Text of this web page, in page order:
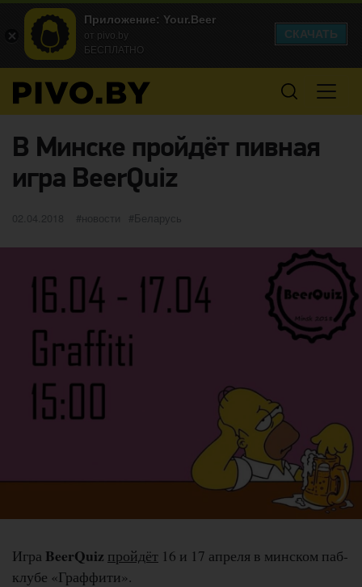
В Минске пройдёт пивная
игра BeerQuiz
Опубликовано
02.04.2018 категории
новости Метки
Беларусь
Игра BeerQuiz пройдёт 16 и 17 апреля в минском паб-
клубе «Граффити».
Приложение: Your.Beer
от pivo.by
БЕСПЛАТНО
СКАЧАТЬ